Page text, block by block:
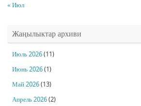
« Июл
Жаңылыктар архиви
Июль 2026(11)
Июнь 2026(1)
Май 2026(13)
Апрель 2026(2)